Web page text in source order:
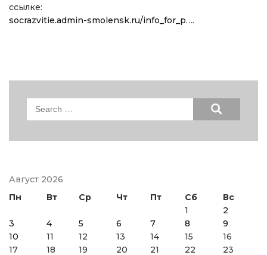
ссылке:
socrazvitie.admin-smolensk.ru/info_for_p….
Search
Август 2026
Пн
Вт Ср Чт Пт Сб
Вс
1
2
3
4 5 6 7 8
9
10
11 12 13 14 15
16
17
18 19 20 21 22
23